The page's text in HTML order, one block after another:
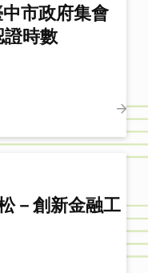
中市政府集會
時數
－創新金融工